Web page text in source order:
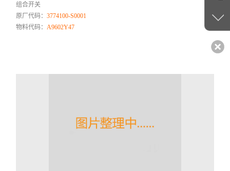
组合开关
原厂代码：3774100-S0001
物料代码：A9602Y47